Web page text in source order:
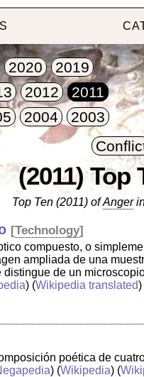
2020
2019
2012
2011
2004 2003
(2011) Top
Top Ten (2011) ofAngerin
[Technology]
compuesto, o
ampliada de una
distingue de un
) (Wikipedia translated)
poética de
) (Wikipedia) (